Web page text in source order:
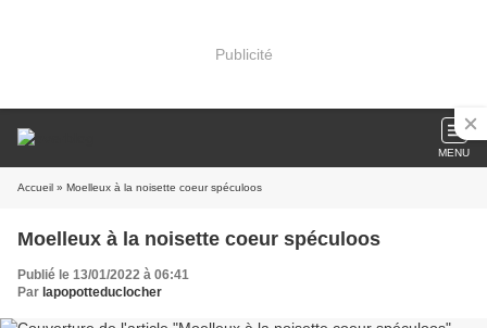
Publicité
MENU
Accueil » Moelleux à la noisette coeur spéculoos
Moelleux à la noisette coeur spéculoos
Publié le 13/01/2022 à 06:41
Par lapopotteduclocher